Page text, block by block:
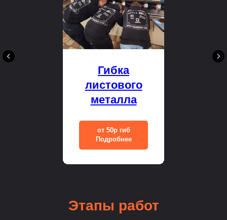
Гибка
листового
металла
от 50р гиб
Подробнее
Этапы работ